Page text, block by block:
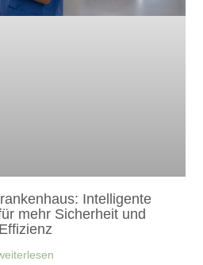
Intelligente
mehr Sicherheit und
Effizienz